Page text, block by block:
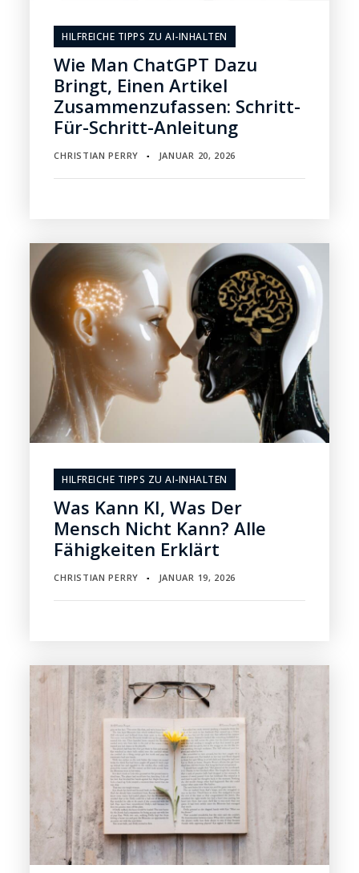
HILFREICHE TIPPS ZU AI-INHALTEN
Wie Man ChatGPT Dazu
Bringt, Einen Artikel
Zusammenzufassen: Schritt-
Für-Schritt-Anleitung
CHRISTIAN PERRY ▪ JANUAR 20, 2026
HILFREICHE TIPPS ZU AI-INHALTEN
Was Kann KI, Was Der
Mensch Nicht Kann? Alle
Fähigkeiten Erklärt
CHRISTIAN PERRY ▪ JANUAR 19, 2026